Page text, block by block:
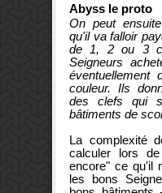
Abyss le proto
On peut
qu'il va falloir
de 1, 2 ou 3
Seigneurs
couleur. Ils
des clefs qui
bâtiments de
La complexité
calculer lors
encore" ce qu'il
les bons